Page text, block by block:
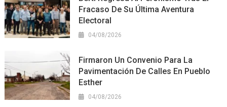
Fracaso De Su Última Aventura
Electoral
04/08/2026
Firmaron Un Convenio Para La
Pavimentación De Calles En Pueblo
Esther
04/08/2026